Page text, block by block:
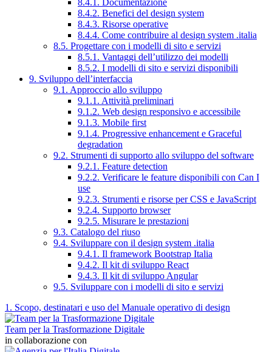
8.4.2. Benefici del design system
8.4.3. Risorse operative
8.4.4. Come contribuire al design system .italia
8.5. Progettare con i modelli di sito e servizi
8.5.1. Vantaggi dell’utilizzo dei modelli
8.5.2. I modelli di sito e servizi disponibili
9. Sviluppo dell’interfaccia
9.1. Approccio allo sviluppo
9.1.1. Attività preliminari
9.1.2. Web design responsivo e accessibile
9.1.3. Mobile first
9.1.4. Progressive enhancement e Graceful
degradation
9.2. Strumenti di supporto allo sviluppo del software
9.2.1. Feature detection
9.2.2. Verificare le feature disponibili con Can I
use
9.2.3. Strumenti e risorse per CSS e JavaScript
9.2.4. Supporto browser
9.2.5. Misurare le prestazioni
9.3. Catalogo del riuso
9.4. Sviluppare con il design system .italia
9.4.1. Il framework Bootstrap Italia
9.4.2. Il kit di sviluppo React
9.4.3. Il kit di sviluppo Angular
9.5. Sviluppare con i modelli di sito e servizi
1. Scopo, destinatari e uso del Manuale operativo di design
Team per la Trasformazione Digitale
in collaborazione con